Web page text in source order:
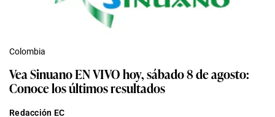
Colombia
Vea Sinuano EN VIVO hoy, sábado 8 de agosto:
Conoce los últimos resultados
Redacción EC